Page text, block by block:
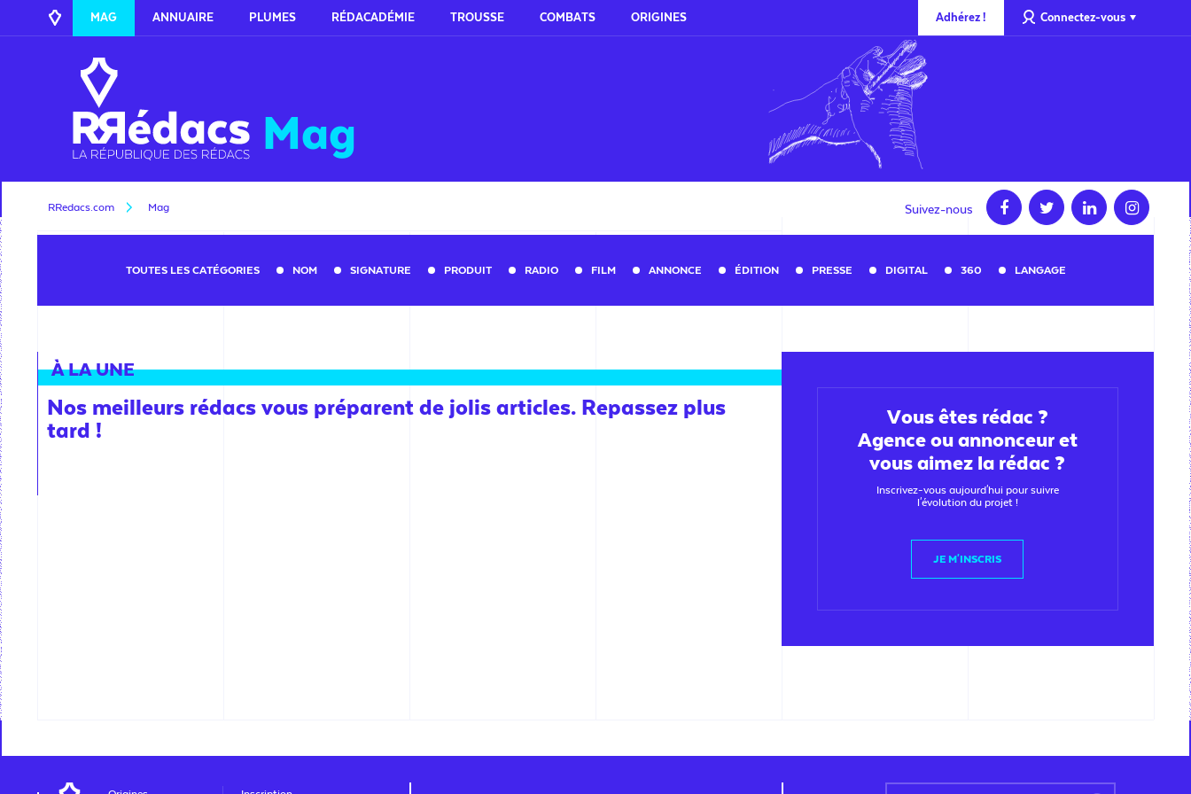
MAG ANNUAIRE PLUMES RÉDACADÉMIE TROUSSE COMBATS ORIGINES Connectez-vous
Adhérez !
Mag
RRedacs.com Mag Suivez-nous
TOUTES LES CATÉGORIES NOM SIGNATURE PRODUIT RADIO FILM ANNONCE ÉDITION PRESSE DIGITAL 360 LANGAGE
À LA UNE
Nos meilleurs rédacs vous préparent de jolis articles. Repassez plus
tard !
Vous êtes rédac ?
Agence ou annonceur et
vous aimez la rédac ?
Inscrivez-vous aujourd'hui pour suivre
l'évolution du projet !
JE M'INSCRIS